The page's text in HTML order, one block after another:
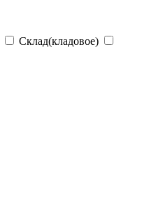
Склад(кладовое)